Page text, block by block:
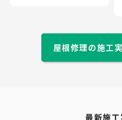
屋根修理の施工
最新施